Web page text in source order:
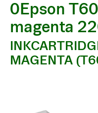
0Epson
magenta
MAGENTA